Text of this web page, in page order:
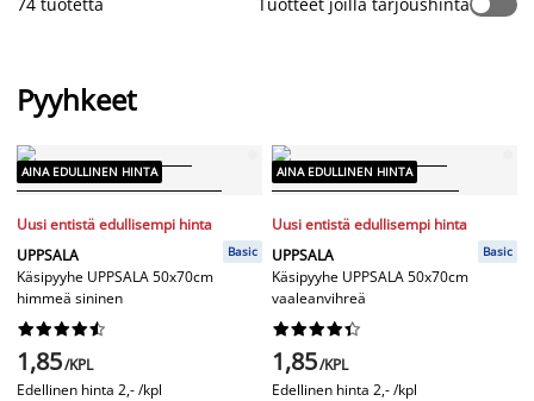
Pyyhkeet
AINA EDULLINEN HINTA
Uusi entistä edullisempi hinta
UPPSALA
Käsipyyhe UPPSALA 50x70cm
himmeä sininen
Basic






1,85/KPL
Edellinen hinta 2,- /kpl
AINA EDULLINEN HINTA
Uusi entistä edullisempi hinta
UPPSALA
Käsipyyhe UPPSALA 50x70cm
vaaleanvihreä
Basic






1,85/KPL
Edellinen hinta 2,- /kpl